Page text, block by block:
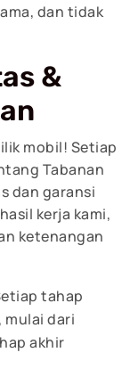
dan tidak
&
mobil! Setiap
Tabanan
dan garansi
kerja kami,
ketenangan
tahap
mulai dari
akhir